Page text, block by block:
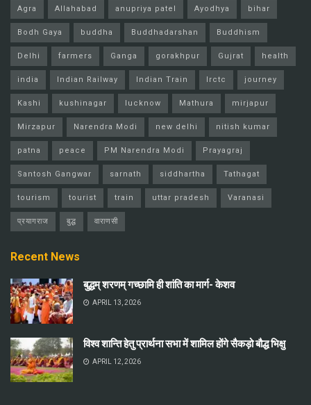
Agra Allahabad anupriya patel Ayodhya bihar
Bodh Gaya buddha Buddhadarshan Buddhism
Delhi farmers Ganga gorakhpur Gujrat health
india Indian Railway Indian Train Irctc journey
Kashi kushinagar lucknow Mathura mirjapur
Mirzapur Narendra Modi new delhi nitish kumar
patna peace PM Narendra Modi Prayagraj
Santosh Gangwar sarnath siddhartha Tathagat
tourism tourist train uttar pradesh Varanasi
प्रयागराज बुद्ध वाराणसी
Recent News
बुद्धम् शरणम् गच्छामि ही शांति का मार्ग- केशव
APRIL 13, 2026
विश्व शान्ति हेतु प्रार्थना सभा में शामिल होंगे सैकड़ो बौद्ध भिक्षु
APRIL 12, 2026